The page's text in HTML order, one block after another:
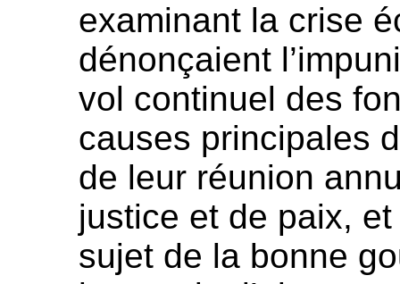
examinant la crise
dénonçaient
vol continuel des
causes principales
de leur réunion
justice et de paix,
sujet de la bonne